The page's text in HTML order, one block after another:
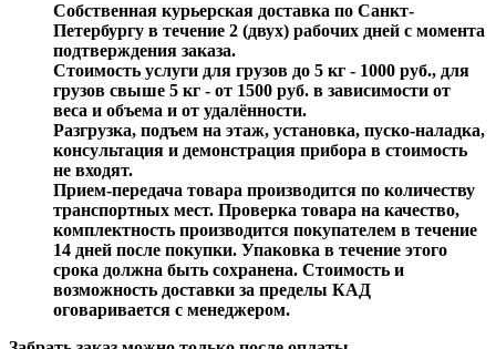
Собственная курьерская доставка по Санкт-
Петербургу в течение 2 (двух) рабочих дней с момента
подтверждения заказа.
Стоимость услуги для грузов до 5 кг - 1000 руб., для
грузов свыше 5 кг - от 1500 руб. в зависимости от
веса и объема и от удалённости.
Разгрузка, подъем на этаж, установка, пуско-наладка,
консультация и демонстрация прибора в стоимость
не входят.
Прием-передача товара производится по количеству
транспортных мест. Проверка товара на качество,
комплектность производится покупателем в течение
14 дней после покупки. Упаковка в течение этого
срока должна быть сохранена. Стоимость и
возможность доставки за пределы КАД
оговаривается с менеджером.